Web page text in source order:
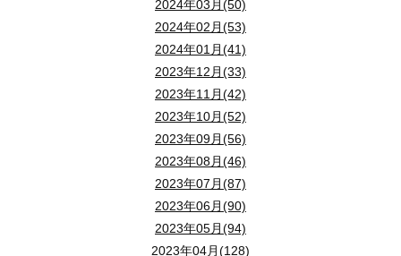
2024年03月(50)
2024年02月(53)
2024年01月(41)
2023年12月(33)
2023年11月(42)
2023年10月(52)
2023年09月(56)
2023年08月(46)
2023年07月(87)
2023年06月(90)
2023年05月(94)
2023年04月(128)
突っ張り棒は正しい位置と組み合わせで使う
ポール式器具は、家具の天板と天井の間に設置します。
棚や固定器具には対応できる寸法、重量、設置面の材
写真2挿入位置：展示棚の地震対策部分。棚を壁側へ固定し、重い
フィギュア・アクスタ・推し活グッズ別の
郵便物・宅配物・ゴミを残さない
郵便受けに物がたまると、留守が続いているように見
収集日より前にゴミを出したままにすることも避けた
旅行日程を広く公開しない
旅行先からの投稿や不在期間が分かる情報は、公開範
照明やカーテンは外からの見え方で判断する
停電や断水時の代替方法がある
図面、仕様、保証、窓口を確認でき
道路や避難経路を複数の視点で確認
最初に、家族が想定する災害と、停止すると困る生活
新築戸建の見学ポイントを場所別に比較
この表では、室内、設備、外まわり、周辺環境につい
確認したい点
家具配置、通路、窓、視線
位置、奥行き、棚、扉
野菜ジュース、果物缶、乾物、即席ス
ナッツ、ドライフルーツ、菓子、栄養
ペットボトル水、日常的に飲む保存可
最初に家族の食事回数と飲料水を整理し、次に「その
1人1日3リットルは飲用・調理用の目安です。湯せ
狭山市を中心とした物件情報を、狭山不動産の会員限
会員限定の物件情報を見る
寝室の家具はどこに置く？安全なベッド配置
ベッドや布団はタンス・本棚の正面を避
主食は合計84人食を目安に分散する
主食はエネルギー源となるため、米だけに偏らせず、
米は2kgでおおよそ27人食という農林水産省の例を使
主菜は「1食に1品」を基本に数える
主菜は魚・肉・豆など、たんぱく質を補える食品を中
毎食すべてに大きな主菜を付けるのが難しい場合は、
自宅の室内にいる場合
丈夫な机が近くにある場合は、机の下に入り、脚を持
キッチンでは食器棚、冷蔵庫、調理器具、熱い鍋など
屋外では、ブロック塀、看板、外壁、窓ガラスなどか
商業施設や駅にいる場合
断水範囲、復旧状況、下水道の使用制限、仮設トイレ
便器・排水管・排水ますの異常
便器のひび、床の水漏れ、異臭、ゴボゴボという音、
浴槽の残り湯を流す方法の扱い
浴槽の残り湯などを便器へ流す方法は、排水設備の安
戸建てで備える災害用トイレの種類と使い分け
敷地の広い部分に主要な居室を配置する
LDKや寝室など、家具配置や滞在時間を重視したい部
細い部分や角を収納・通路に活用する
敷地や建物の細い部分は、収納、廊下、玄関、書斎コ
斜めの壁を室内へ取り込みすぎない
敷地境界に合わせて建物の壁をすべて斜めにすると、